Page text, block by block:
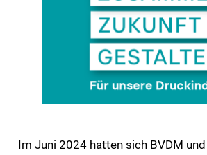
Im Juni 2024 hatten sich BVDM